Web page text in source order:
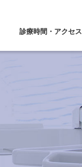
診療時間・アクセス